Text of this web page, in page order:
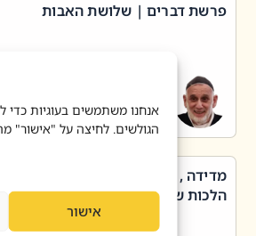
אנחנו משתמשים בעוגיות
הגולשים. לחיצה על "אישור"
אישור
פרשת דברים | שלושת האבות
מדידה , קניה , שטיפת כלים בשבת –
הלכות שבת – סימן שכג